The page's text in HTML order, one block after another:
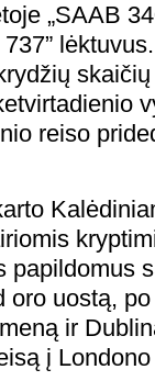
„SAAB
reiso
papildomus
uostą,
ir
į